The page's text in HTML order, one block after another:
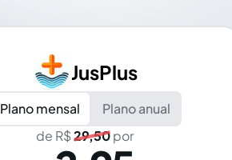
JusPlus
Plano mensal
Plano anual
de R$29,50por